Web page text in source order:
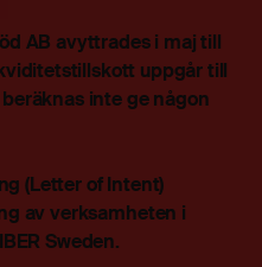
AB avyttrades i maj till
uppgår till
inte ge någon
(Letter of Intent)
av verksamheten i
Sweden.